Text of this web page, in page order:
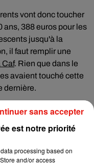
vont donc toucher
ans, 388 euros pour les
jusqu'à la
il faut remplir une
Caf. Rien que dans le
avaient touché cette
dernière.
est notre priorité
processing based on
and/or access
sans accepter